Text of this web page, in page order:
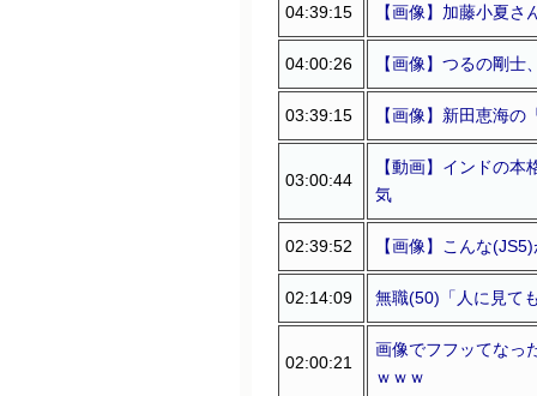
04:39:15 【画像】加藤小夏
04:00:26 【画像】つるの剛
03:39:15 【画像】新田恵海
03:00:44
【動画】インドの
気
02:39:52 【画像】こんな
02:14:09 無職(50)「人に見て
02:00:21
画像でフフッてなっ
ｗｗｗ